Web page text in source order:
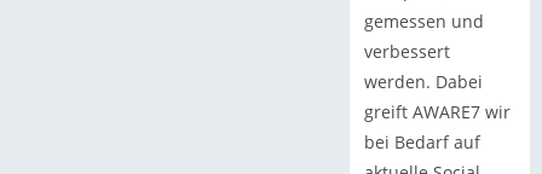
gemessen und
verbessert
werden. Dabei
greift AWARE7 wir
bei Bedarf auf